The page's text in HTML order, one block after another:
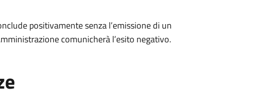
positivamente senza l’emissione di un
comunicherà l’esito negativo.